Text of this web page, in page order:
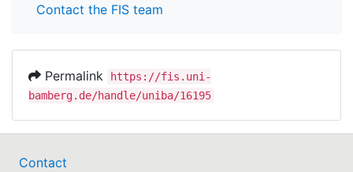
Contact the FIS team
Permalink
https://fis.uni-
bamberg.de/handle/uniba/16195
Contact